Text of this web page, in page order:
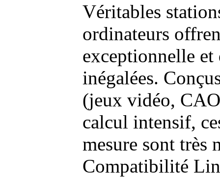
Véritables
ordinateurs
exceptionnelle et
inégalées.
(jeux vidéo,
calcul intensif,
mesure sont très
Compatibilité